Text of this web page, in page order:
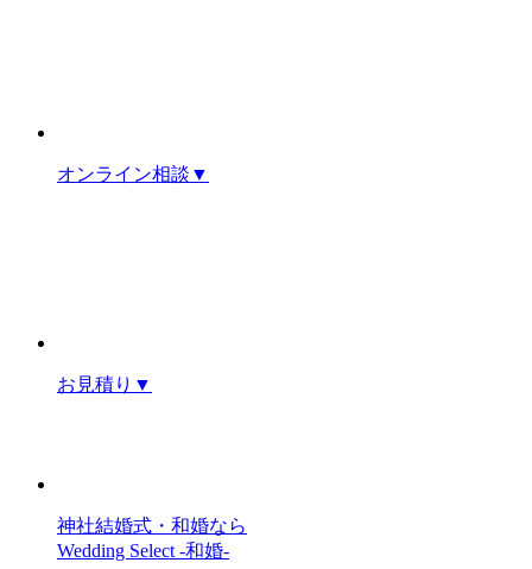
オンライン相談 ▼
お見積り ▼
神社結婚式・和婚なら
Wedding Select -和婚-